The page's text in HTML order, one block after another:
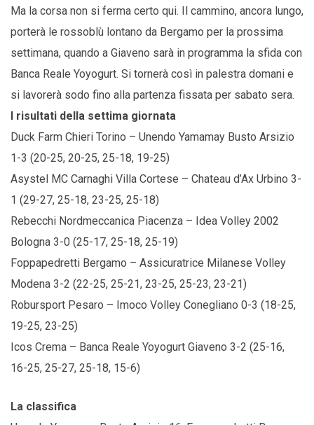
Ma la corsa non si ferma certo qui. Il cammino, ancora lungo,
porterà le rossoblù lontano da Bergamo per la prossima
settimana, quando a Giaveno sarà in programma la sfida con
Banca Reale Yoyogurt. Si tornerà così in palestra domani e
si lavorerà sodo fino alla partenza fissata per sabato sera.
I risultati della settima giornata
Duck Farm Chieri Torino – Unendo Yamamay Busto Arsizio
1-3 (20-25, 20-25, 25-18, 19-25)
Asystel MC Carnaghi Villa Cortese – Chateau d’Ax Urbino 3-
1 (29-27, 25-18, 23-25, 25-18)
Rebecchi Nordmeccanica Piacenza – Idea Volley 2002
Bologna 3-0 (25-17, 25-18, 25-19)
Foppapedretti Bergamo – Assicuratrice Milanese Volley
Modena 3-2 (22-25, 25-21, 23-25, 25-23, 23-21)
Robursport Pesaro – Imoco Volley Conegliano 0-3 (18-25,
19-25, 23-25)
Icos Crema – Banca Reale Yoyogurt Giaveno 3-2 (25-16,
16-25, 25-27, 25-18, 15-6)
La classifica